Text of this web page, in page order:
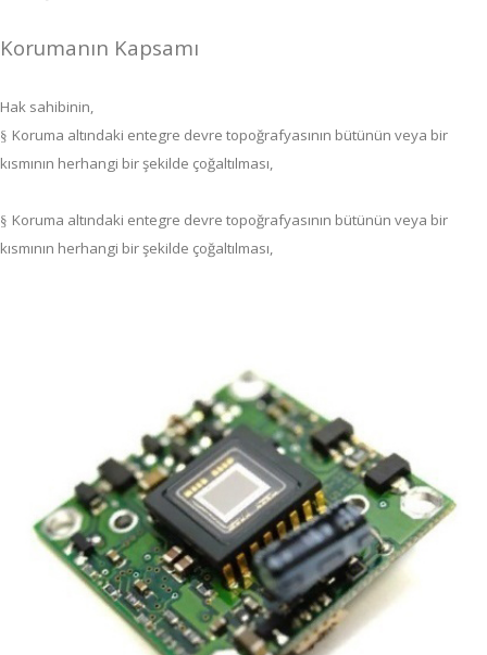
Korumanın Kapsamı
Hak sahibinin,
§ Koruma altındaki entegre devre topoğrafyasının bütünün veya bir
kısmının herhangi bir şekilde çoğaltılması,
§ Koruma altındaki entegre devre topoğrafyasının bütünün veya bir
kısmının herhangi bir şekilde çoğaltılması,